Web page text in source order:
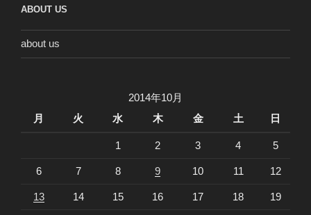
ABOUT US
about us
2014年10月
月
火 水 木 金 土 日
1 2 3 4 5
6 7 8 9 10 11 12
13 14 15 16 17 18 19